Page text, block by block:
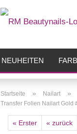
NEUHEITEN
Startseite » Nailart »
Transfer Folien Nailart Gold
« Erster « zurück